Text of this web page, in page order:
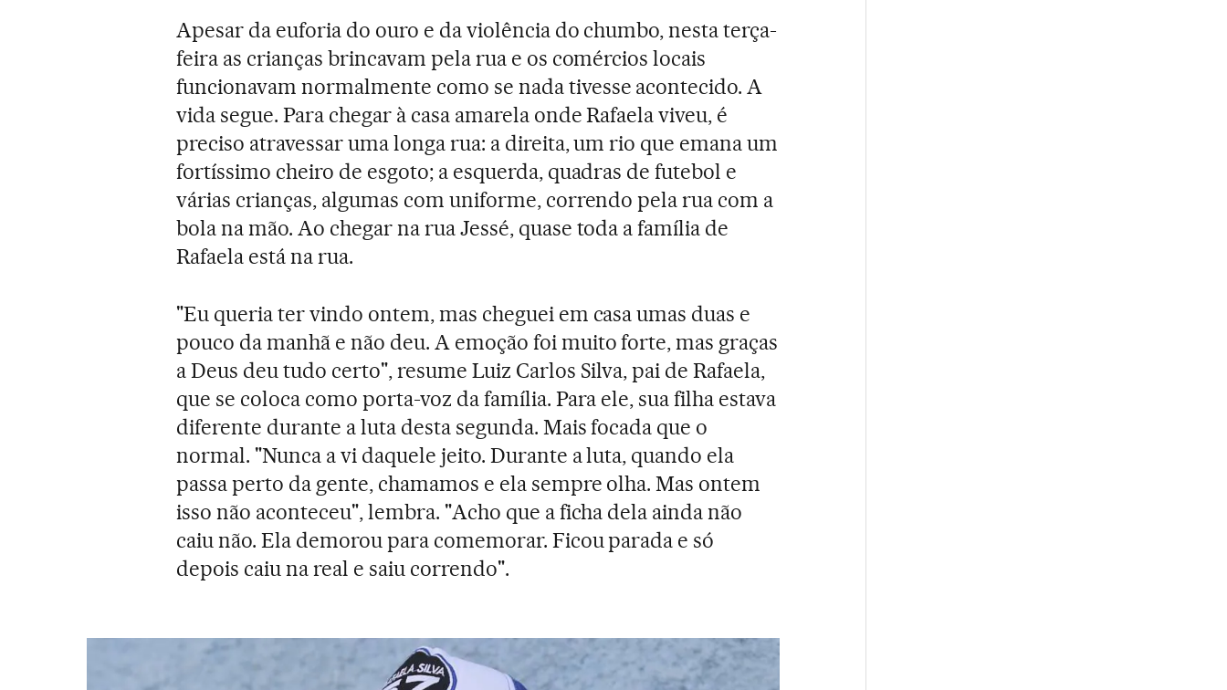
Apesar da euforia do ouro e da violência do chumbo, nesta terça-
feira as crianças brincavam pela rua e os comércios locais
funcionavam normalmente como se nada tivesse acontecido. A
vida segue. Para chegar à casa amarela onde Rafaela viveu, é
preciso atravessar uma longa rua: a direita, um rio que emana um
fortíssimo cheiro de esgoto; a esquerda, quadras de futebol e
várias crianças, algumas com uniforme, correndo pela rua com a
bola na mão. Ao chegar na rua Jessé, quase toda a família de
Rafaela está na rua.
"Eu queria ter vindo ontem, mas cheguei em casa umas duas e
pouco da manhã e não deu. A emoção foi muito forte, mas graças
a Deus deu tudo certo", resume Luiz Carlos Silva, pai de Rafaela,
que se coloca como porta-voz da família. Para ele, sua filha estava
diferente durante a luta desta segunda. Mais focada que o
normal. "Nunca a vi daquele jeito. Durante a luta, quando ela
passa perto da gente, chamamos e ela sempre olha. Mas ontem
isso não aconteceu", lembra. "Acho que a ficha dela ainda não
caiu não. Ela demorou para comemorar. Ficou parada e só
depois caiu na real e saiu correndo".